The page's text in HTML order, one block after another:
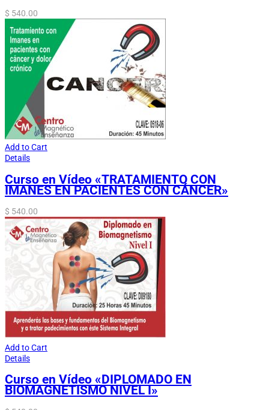
$ 540.00
Add to Cart
Details
Curso en Vídeo «TRATAMIENTO CON
IMANES EN PACIENTES CON CÁNCER»
$ 540.00
Add to Cart
Details
Curso en Vídeo «DIPLOMADO EN
BIOMAGNETISMO NIVEL I»